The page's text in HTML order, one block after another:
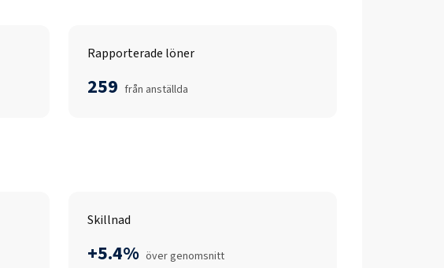
Rapporterade löner
259 från anställda
Skillnad
+5.4% över genomsnitt